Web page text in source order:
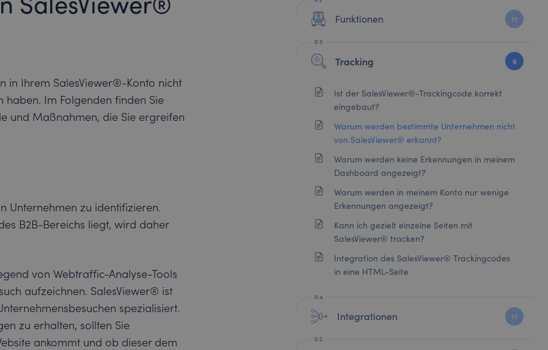
Funktionen 11
Tracking 6
Ist der SalesViewer®-Trackingcode korrekt
eingebaut?
Warum werden bestimmte Unternehmen nicht
von SalesViewer® erkannt?
Warum werden keine Erkennungen in meinem
Dashboard angezeigt?
Warum werden in meinem Konto nur wenige
Erkennungen angezeigt?
Kann ich gezielt einzelne Seiten mit
SalesViewer® tracken?
Integration des SalesViewer® Trackingcodes
in eine HTML-Seite
Integrationen 11
in Ihrem SalesViewer®-Konto nicht
haben. Im Folgenden finden Sie
und Maßnahmen, die Sie ergreifen
Unternehmen zu identifizieren.
B2B-Bereichs liegt, wird daher
von Webtraffic-Analyse-Tools
aufzeichnen. SalesViewer® ist
spezialisiert.
zu erhalten, sollten Sie
ankommt und ob dieser dem